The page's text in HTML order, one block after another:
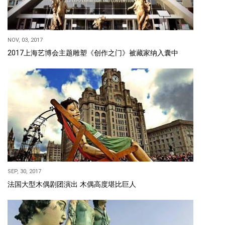
NOV, 03, 2017
2017上海艺博会主题雕塑《创作之门》被藏家纳入囊中
SEP, 30, 2017
法国大型木偶剧团演出 木偶高度堪比巨人